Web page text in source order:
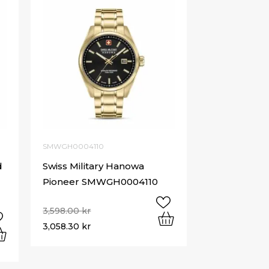
SMWGH0004110
Swiss Military Hanowa
Pioneer SMWGH0004110
3,598.00kr
3,058.30 kr